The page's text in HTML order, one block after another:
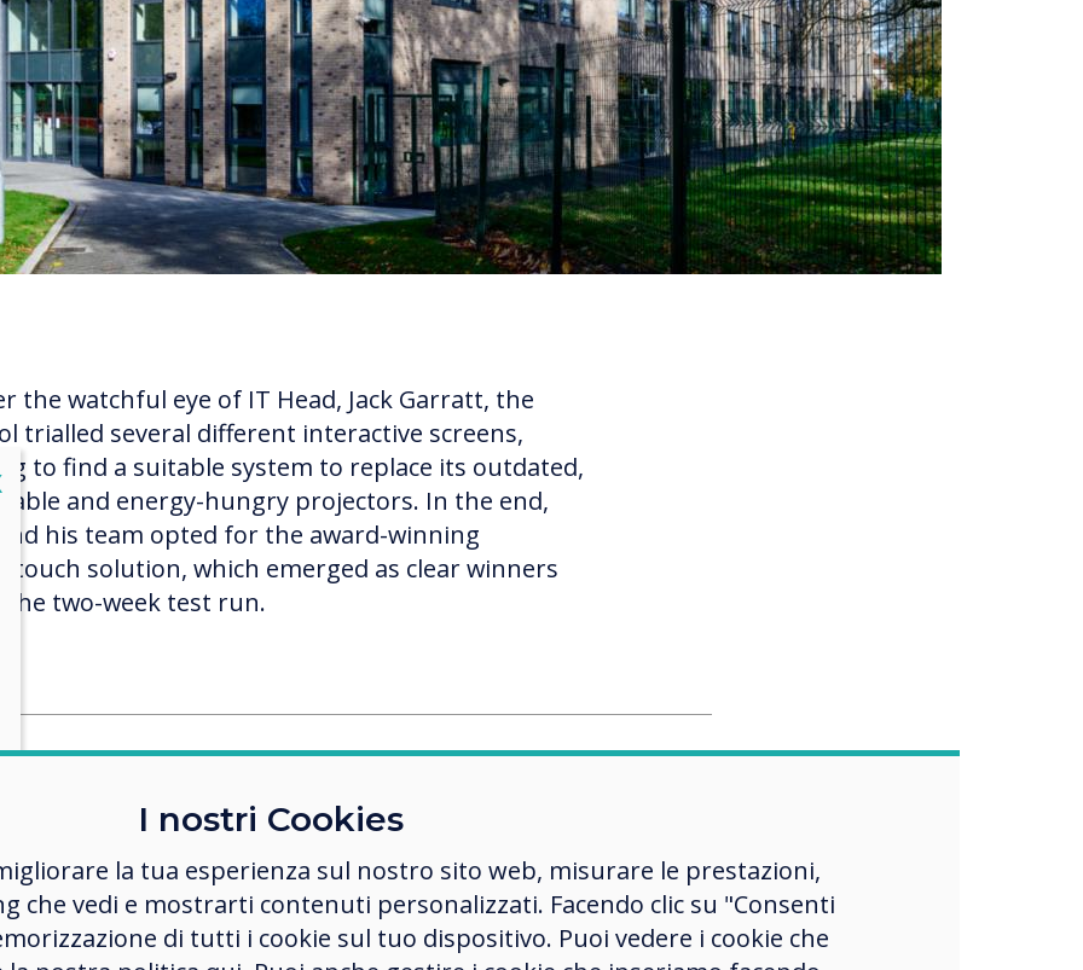
the watchful eye of IT Head, Jack Garratt, the
trialled several different interactive screens,
to find a suitable system to replace its outdated,
and energy-hungry projectors. In the end,
his team opted for the award-winning
solution, which emerged as clear winners
two-week test run.
system, with great visibility
conditions and no time lag
Because we’ve made
I nostri Cookies
la tua esperienza sul nostro sito web, misurare le prestazioni,
che vedi e mostrarti contenuti personalizzati. Facendo clic su "Consenti
di tutti i cookie sul tuo dispositivo. Puoi vedere i cookie che